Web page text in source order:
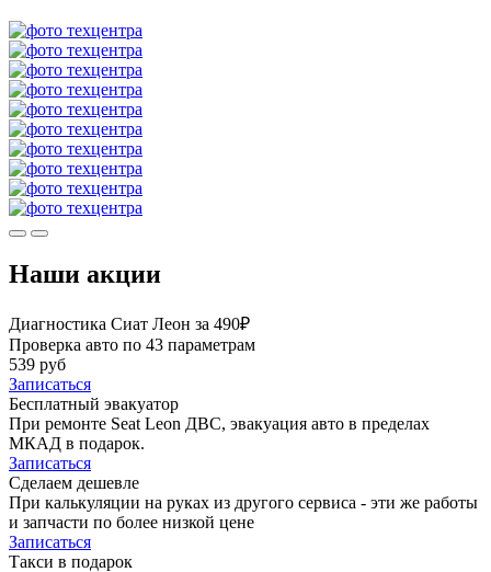
Наши акции
Диагностика Сиат Леон за 490₽
Проверка авто по 43 параметрам
539 руб
Записаться
Бесплатный эвакуатор
При ремонте Seat Leon ДВС, эвакуация авто в пределах
МКАД в подарок.
Записаться
Сделаем дешевле
При калькуляции на руках из другого сервиса - эти же работы
и запчасти по более низкой цене
Записаться
Такси в подарок